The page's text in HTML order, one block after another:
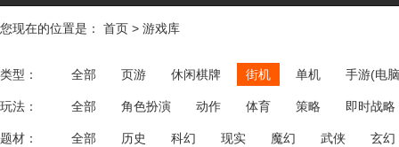
您现在的位置是： 首页 > 游戏库
类型： 全部 页游 休闲棋牌 街机 单机 手游(电
玩法： 全部 角色扮演 动作 体育 策略
即时战略
飞行
恋爱 第三人称射击 棋类 牌类 麻将
题材： 全部 历史 科幻 现实 魔幻 武侠 玄幻